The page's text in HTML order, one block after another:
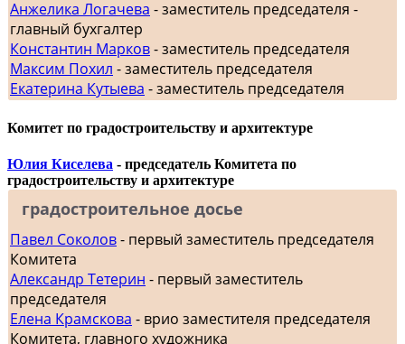
Анжелика Логачева - заместитель председателя -
главный бухгалтер
Константин Марков- заместитель председателя
Максим Похил - заместитель председателя
Екатерина Кутыева - заместитель председателя
Комитет по градостроительству и архитектуре
Юлия Киселева - председатель Комитета по
градостроительству и архитектуре
градостроительное досье
Павел Соколов- первый заместитель председателя
Комитета
Александр Тетерин - первый заместитель
председателя
Елена Крамскова - врио заместителя председателя
Комитета, главного художника